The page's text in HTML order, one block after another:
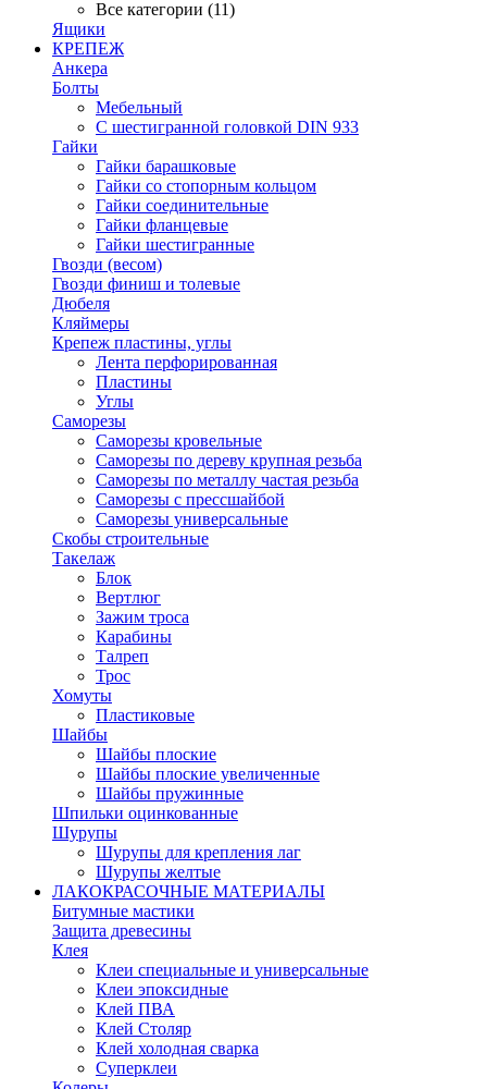
Все категории (11)
Ящики
КРЕПЕЖ
Анкера
Болты
Мебельный
С шестигранной головкой DIN 933
Гайки
Гайки барашковые
Гайки со стопорным кольцом
Гайки соединительные
Гайки фланцевые
Гайки шестигранные
Гвозди (весом)
Гвозди финиш и толевые
Дюбеля
Кляймеры
Крепеж пластины, углы
Лента перфорированная
Пластины
Углы
Саморезы
Саморезы кровельные
Саморезы по дереву крупная резьба
Саморезы по металлу частая резьба
Саморезы с прессшайбой
Саморезы универсальные
Скобы строительные
Такелаж
Блок
Вертлюг
Зажим троса
Карабины
Талреп
Трос
Хомуты
Пластиковые
Шайбы
Шайбы плоские
Шайбы плоские увеличенные
Шайбы пружинные
Шпильки оцинкованные
Шурупы
Шурупы для крепления лаг
Шурупы желтые
ЛАКОКРАСОЧНЫЕ МАТЕРИАЛЫ
Битумные мастики
Защита древесины
Клея
Клеи специальные и универсальные
Клеи эпоксидные
Клей ПВА
Клей Столяр
Клей холодная сварка
Суперклеи